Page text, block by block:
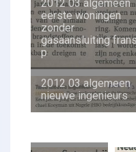
2012 03 algemeen
eerste woningen
zonder
gasaansluiting
p
2012 03 algemeen
nieuwe ingenieurs